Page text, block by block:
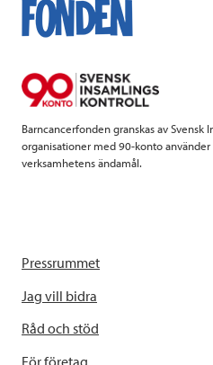
k
Barncancerfonden granskas av
organisationer med 90-konto
verksamhetens ändamål.
Pressrummet
Jag vill bidra
Råd och stöd
För företag